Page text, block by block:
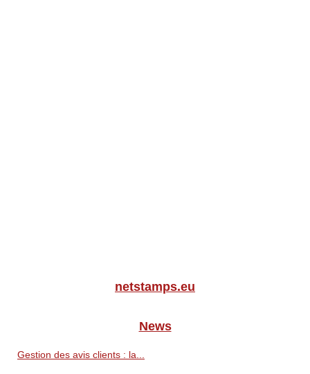
netstamps.eu
News
Gestion des avis clients : la...